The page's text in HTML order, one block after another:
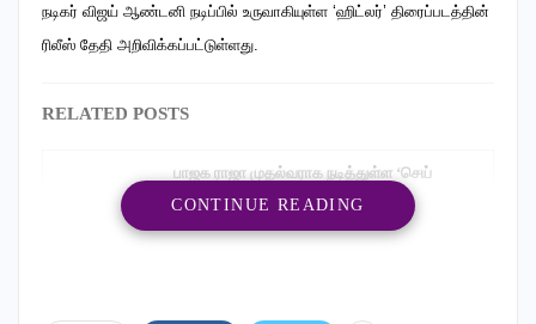
நடிகர் விஜய் ஆண்டனி நடிப்பில் உருவாகியுள்ள ‘ஹிட்லர்’ திரைப்படத்தின்
ரிலீஸ் தேதி அறிவிக்கப்பட்டுள்ளது.
RELATED POSTS
பாஜக ராஜா முதல்வராக நடித்துள்ள ‘செய்
செய்யாதே’ இசை…
CONTINUE READING